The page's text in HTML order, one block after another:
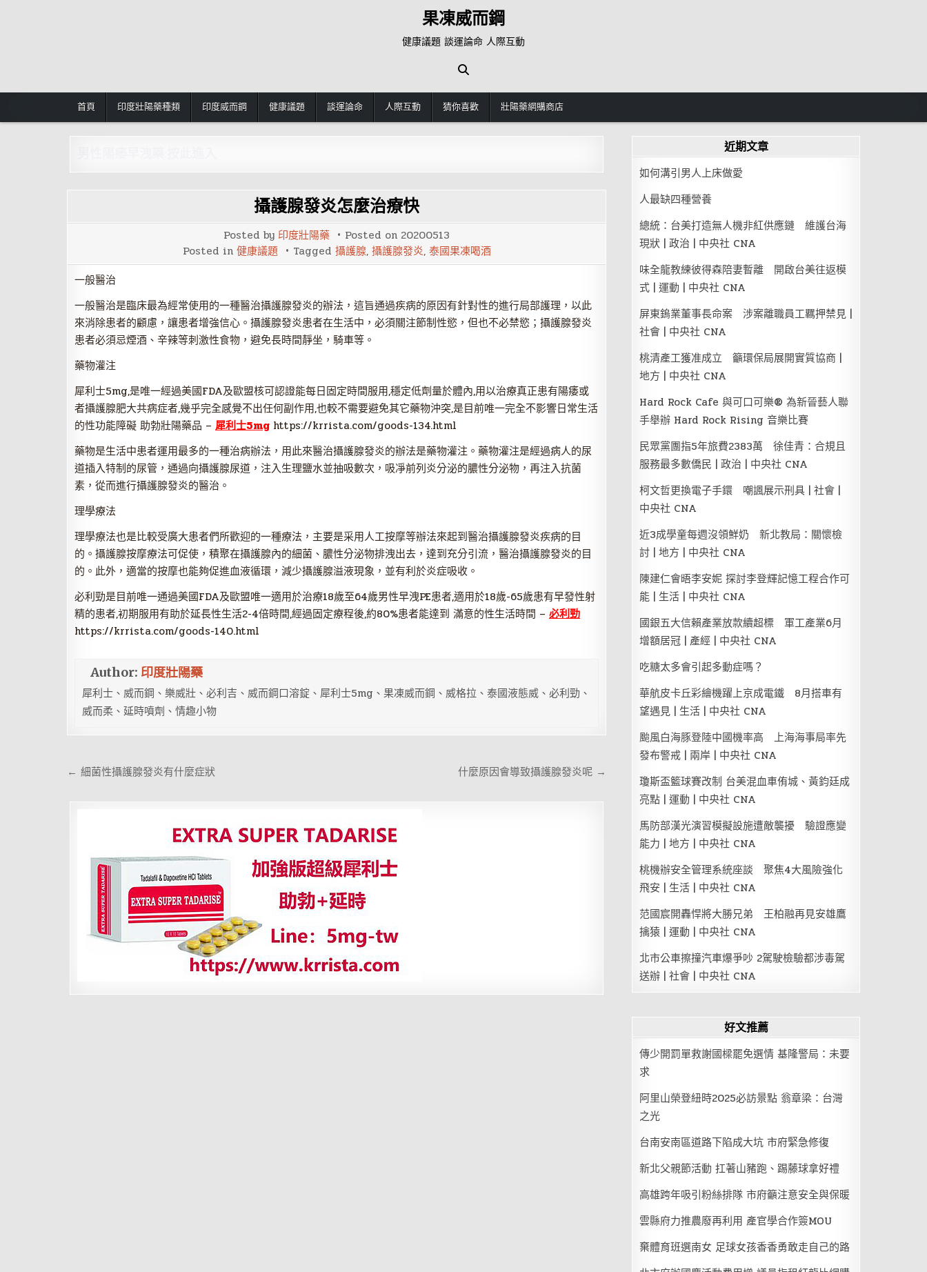
果凍威而鋼
健康議題 談運論命 人際互動
首頁 印度壯陽藥種類 印度威而鋼 健康議題 談運論命 人際互動 猜你喜歡 壯陽藥網購商店
攝護腺發炎怎麼治療快
Posted by 印度壯陽藥 Posted on 20200513
Posted in 健康議題 Tagged 攝護腺, 攝護腺發炎, 泰國果凍喝酒
一般醫治
一般醫治是臨床最為經常使用的一種醫治攝護腺發炎的辦法，這旨通過疾病的原因有針對性的進行局部護理，以此
來消除患者的顧慮，讓患者增強信心。攝護腺發炎患者在生活中，必須關注節制性慾，但也不必禁慾；攝護腺發炎
患者必須忌煙酒、辛辣等刺激性食物，避免長時間靜坐，騎車等。
藥物灌注
犀利士5mg,是唯一經過美國FDA及歐盟核可認證能每日固定時間服用,穩定低劑量於體內,用以治療真正患有陽痿或
者攝護腺肥大共病症者,幾乎完全感覺不出任何副作用,也較不需要避免其它藥物沖突,是目前唯一完全不影響日常生活
的性功能障礙 助勃壯陽藥品 – 犀利士5mg https://krrista.com/goods-134.html
藥物是生活中患者運用最多的一種治病辦法，用此來醫治攝護腺發炎的辦法是藥物灌注。藥物灌注是經過病人的尿
道插入特制的尿管，通過向攝護腺尿道，注入生理鹽水並抽吸數次，吸凈前列炎分泌的膿性分泌物，再注入抗菌
素，從而進行攝護腺發炎的醫治。
理學療法
理學療法也是比較受廣大患者們所歡迎的一種療法，主要是采用人工按摩等辦法來起到醫治攝護腺發炎疾病的目
的。攝護腺按摩療法可促使，積聚在攝護腺內的細菌、膿性分泌物排洩出去，達到充分引流，醫治攝護腺發炎的目
的。此外，適當的按摩也能夠促進血液循環，減少攝護腺溢液現象，並有利於炎症吸收。
必利勁是目前唯一通過美國FDA及歐盟唯一適用於治療18歲至64歲男性早洩PE患者,適用於18歲-65歲患有早發性射
精的患者,初期服用有助於延長性生活2-4倍時間,經過固定療程後,約80%患者能達到 滿意的性生活時間 – 必利勁
https://krrista.com/goods-140.html
Author: 印度壯陽藥
犀利士、威而鋼、樂威壯、必利吉、威而鋼口溶錠、犀利士5mg、果凍威而鋼、威格拉、泰國液態威、必利勁、
威而柔、延時噴劑、情趣小物
文 什麼原因會導致攝護腺發炎呢 →
← 細菌性攝護腺發炎有什麼症狀
近期文章
如何溝引男人上床做愛
人最缺四種營養
總統：台美打造無人機非紅供應鏈 維護台海
現狀 | 政治 | 中央社 CNA
味全龍教練彼得森陪妻暫離 開啟台美往返模
式 | 運動 | 中央社 CNA
屏東鎢業董事長命案 涉案離職員工羈押禁見 |
社會 | 中央社 CNA
桃清產工獲准成立 籲環保局展開實質協商 |
地方 | 中央社 CNA
Hard Rock Cafe 與可口可樂® 為新晉藝人聯
手舉辦 Hard Rock Rising 音樂比賽
民眾黨團指5年旅費2383萬 徐佳青：合規且
服務最多數僑民 | 政治 | 中央社 CNA
柯文哲更換電子手鐶 嘲諷展示刑具 | 社會 |
中央社 CNA
近3成學童每週沒領鮮奶 新北教局：關懷檢
討 | 地方 | 中央社 CNA
陳建仁會晤李安妮 探討李登輝記憶工程合作可
能 | 生活 | 中央社 CNA
國銀五大信賴產業放款續超標 軍工產業6月
增額居冠 | 產經 | 中央社 CNA
吃糖太多會引起多動症嗎？
華航皮卡丘彩繪機躍上京成電鐵 8月搭車有
望遇見 | 生活 | 中央社 CNA
颱風白海豚登陸中國機率高 上海海事局率先
發布警戒 | 兩岸 | 中央社 CNA
瓊斯盃籃球賽改制 台美混血車侑城、黃鈞廷成
亮點 | 運動 | 中央社 CNA
馬防部漢光演習模擬設施遭敵襲擾 驗證應變
能力 | 地方 | 中央社 CNA
桃機辦安全管理系統座談 聚焦4大風險強化
飛安 | 生活 | 中央社 CNA
范國宸開轟悍將大勝兄弟 王柏融再見安雄鷹
擒猿 | 運動 | 中央社 CNA
北市公車擦撞汽車爆爭吵 2駕駛檢驗都涉毒駕
送辦 | 社會 | 中央社 CNA
好文推薦
傳少開罰單救謝國樑罷免選情 基隆警局：未要
求
阿里山榮登紐時2025必訪景點 翁章梁：台灣
之光
台南安南區道路下陷成大坑 市府緊急修復
新北父親節活動 扛著山豬跑、踢藤球拿好禮
高雄跨年吸引粉絲排隊 市府籲注意安全與保暖
雲縣府力推農廢再利用 產官學合作簽MOU
棄體育班選南女 足球女孩香香勇敢走自己的路